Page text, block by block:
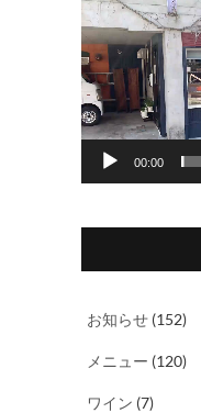
動
画
プ
レ
ー
00:00
お知らせ (152)
メニュー (120)
ワイン (7)